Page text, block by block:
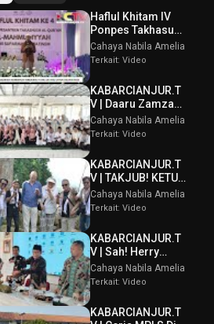
Haflul Khitam IV
Ponpes Takhasus
Al Qur’an Al
Mahmudiyyah Bani
Assatinem
Campaka
Cahaya Nabila Amelia
Terkait: Video
KABARCIANJUR.T
V | Daaru Zamzam
Berbagi
Kebahagiaan &
Sambut Muharram
1448 H
Cahaya Nabila Amelia
Terkait: Video
KABARCIANJUR.T
V | TAKJUB! KETUM
PPBI AKUI
POTENSI BATU
Cahaya Nabila Amelia
Terkait: Video
KABARCIANJUR.T
V | Sah! Herry
Wirawan Terpilih
Aklamasi Musda
Cianjur
Cahaya Nabila Amelia
Terkait: Video
KABARCIANJUR.T